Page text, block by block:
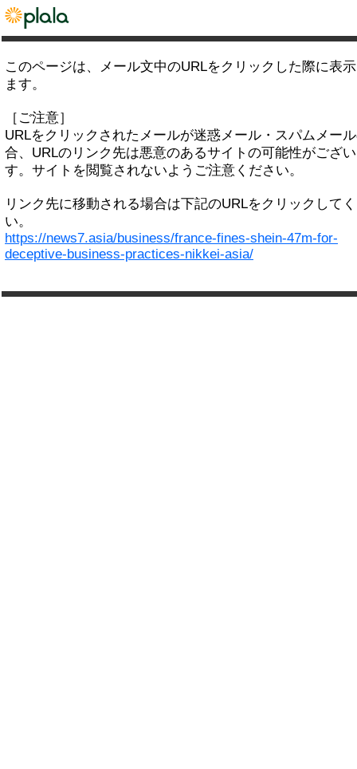
このページは、メール文中のURLをクリックした際に表
ます。
［ご注意］
URLをクリックされたメールが迷惑メール・スパムメー
合、URLのリンク先は悪意のあるサイトの可能性がござ
す。サイトを閲覧されないようご注意ください。
リンク先に移動される場合は下記のURLをクリックして
い。
https://news7.asia/business/france-fines-shein-47m-for-
deceptive-business-practices-nikkei-asia/